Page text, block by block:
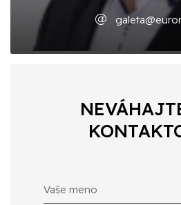
Vaše meno